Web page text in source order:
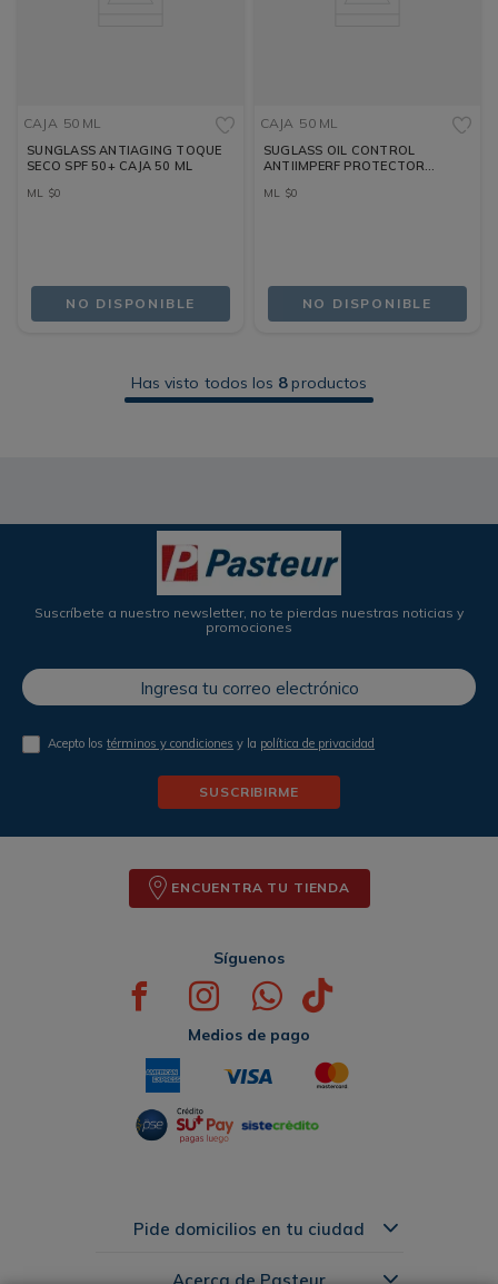
CAJA 50 ML
SUNGLASS ANTIAGING TOQUE
SECO SPF 50+ CAJA 50 ML
ML $0
NO DISPONIBLE
CAJA 50 ML
SUGLASS OIL CONTROL
ANTIIMPERF PROTECTOR
ML $0
NO DISPONIBLE
Has visto todos los 8productos
Suscríbete a nuestro newsletter, no te pierdas nuestras noticias y
promociones
Acepto lostérminos y condiciones y la política de privacidad
SUSCRIBIRME
ENCUENTRA TU TIENDA
Síguenos
Medios de pago
Pide domicilios en tu ciudad